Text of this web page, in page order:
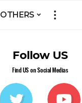
OTHERS
Follow US
Find US on Social Medias